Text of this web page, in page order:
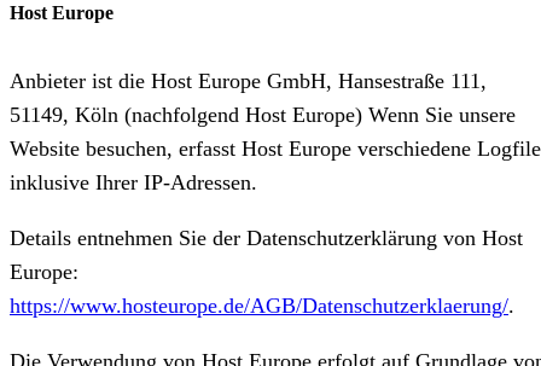
Host Europe
Anbieter ist die Host Europe GmbH, Hansestraße 111,
51149, Köln (nachfolgend Host Europe) Wenn Sie unsere
Website besuchen, erfasst Host Europe verschiedene
inklusive Ihrer IP-Adressen.
Details entnehmen Sie der Datenschutzerklärung von Host
Europe:
https://www.hosteurope.de/AGB/Datenschutzerklaerung/.
Die Verwendung von Host Europe erfolgt auf Grundlage